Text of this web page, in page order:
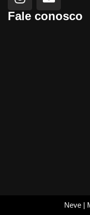
Fale conosco
Neve|